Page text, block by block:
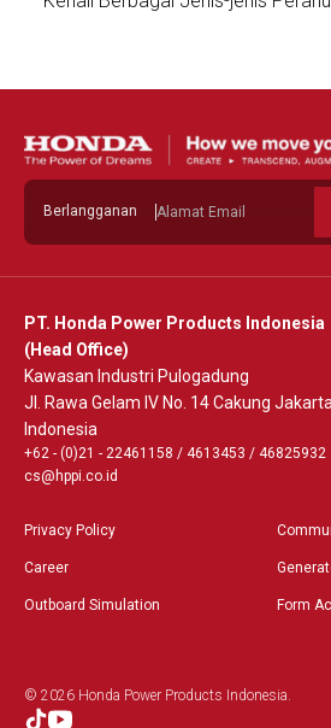
Berlangganan
PT. Honda Power Products Indonesia
(Head Office)
Kawasan Industri Pulogadung
Jl. Rawa Gelam IV No. 14 Cakung
Indonesia
+62 - (0)21 - 22461158 / 4613453 / 46825932
cs@hppi.co.id
Privacy Policy
Career
Outboard Simulation Form
© 2026 Honda Power Products Indonesia.